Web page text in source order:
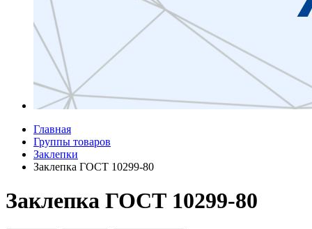
Главная
Группы товаров
Заклепки
Заклепка ГОСТ 10299-80
Заклепка ГОСТ 10299-80